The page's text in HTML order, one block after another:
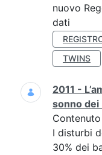
nuovo
dati
TWINS
2011 -
sonno dei
I disturbi
30% dei